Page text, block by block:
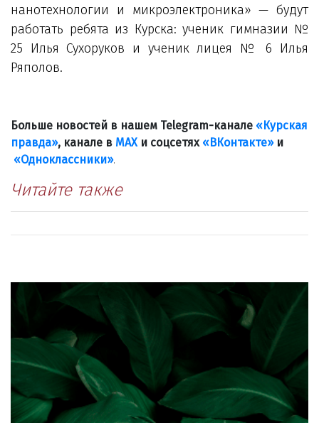
нанотехнологии и микроэлектроника» — будут
работать ребята из Курска: ученик гимназии №
25 Илья Сухоруков и ученик лицея № 6 Илья
Ряполов.
Больше новостей в нашем Telegram-канале «Курская
правда», канале в МАХи соцсетях «ВКонтакте»и
«Одноклассники».
Читайте также